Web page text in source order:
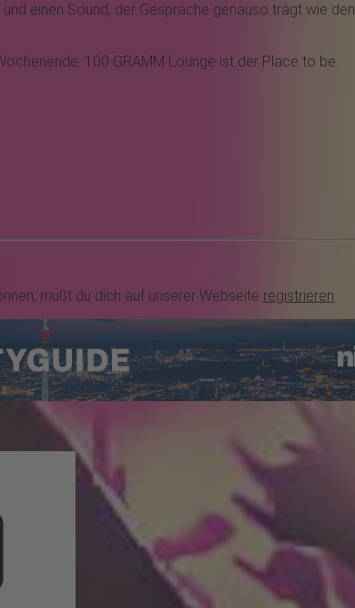
einen Sound, der Gespräche genauso trägt wie
100 GRAMM Lounge ist der Place to be.
mußt du dich auf unserer Webseite registrieren.